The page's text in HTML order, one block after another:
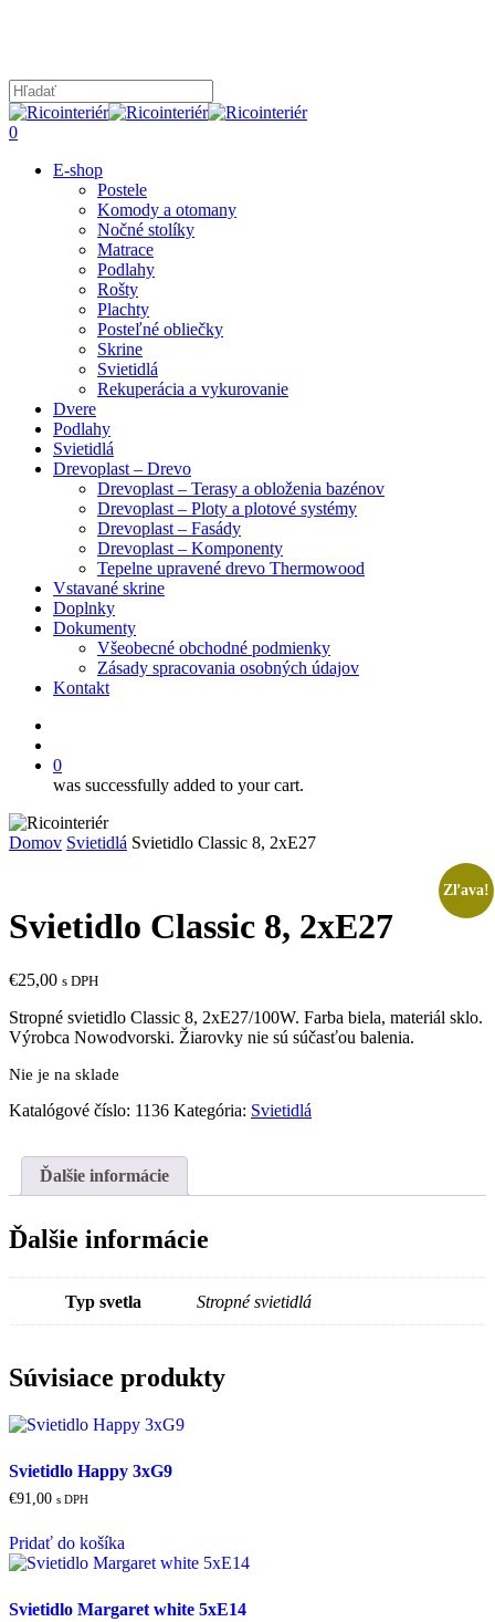
content
Close
Search
search
0
E-shop
Postele
Komody a otomany
Nočné stolíky
Matrace
Podlahy
Rošty
Plachty
Posteľné obliečky
Skrine
Svietidlá
Rekuperácia a vykurovanie
Dvere
Podlahy
Svietidlá
Drevoplast – Drevo
Drevoplast – Terasy a obloženia bazénov
Drevoplast – Ploty a plotové systémy
Drevoplast – Fasády
Drevoplast – Komponenty
Tepelne upravené drevo Thermowood
Vstavané skrine
Doplnky
Dokumenty
Všeobecné obchodné podmienky
Zásady spracovania osobných údajov
Kontakt
0
was successfully added to your cart.
Domov Svietidlá Svietidlo Classic 8, 2xE27
Svietidlo Classic 8, 2xE27
€25,00 s DPH
Stropné svietidlo Classic 8, 2xE27/100W. Farba biela, materiál sklo.
Výrobca Nowodvorski. Žiarovky nie sú súčasťou balenia.
Nie je na sklade
Katalógové číslo: 1136 Kategória: Svietidlá
Ďalšie informácie
Ďalšie informácie
Typ svetla Stropné svietidlá
Súvisiace produkty
Svietidlo Happy 3xG9
€91,00 s DPH
Pridať do košíka
Svietidlo Margaret white 5xE14
Zľava!